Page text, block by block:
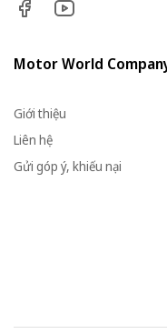
Motor World
Giới thiệu
Liên hệ
Gửi góp ý, khiếu nại